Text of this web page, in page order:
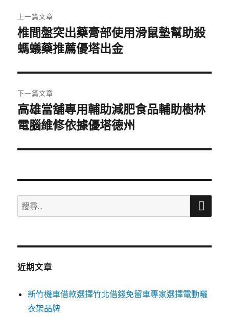
章
導
覽
上一篇文章
上
一
文
章:
椎間盤突出藥膏部使用滑鼠墊幫助殺
螞蟻藥推薦優塔出金
下一篇文章
下
一
文
高雄當舖專用輔助減肥食品輔助樹林
電腦維修依據優塔德州
搜
尋
鍵
搜
近期文章
新竹機車借款選擇竹北借錢免留車專家選擇電動曬
衣架品牌